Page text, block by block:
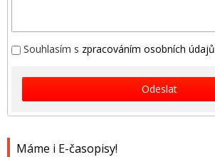
Máme i E-časopisy!
Souhlasím s zpracováním osobních údajů
Odeslat